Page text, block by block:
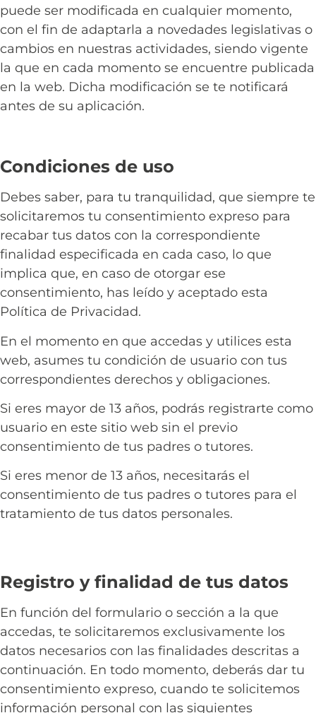
puede ser modificada en cualquier momento,
con el fin de adaptarla a novedades legislativas o
cambios en nuestras actividades, siendo vigente
la que en cada momento se encuentre publicada
en la web. Dicha modificación se te notificará
antes de su aplicación.
Condiciones de uso
Debes saber, para tu tranquilidad, que siempre te
solicitaremos tu consentimiento expreso para
recabar tus datos con la correspondiente
finalidad especificada en cada caso, lo que
implica que, en caso de otorgar ese
consentimiento, has leído y aceptado esta
Política de Privacidad.
En el momento en que accedas y utilices esta
web, asumes tu condición de usuario con tus
correspondientes derechos y obligaciones.
Si eres mayor de 13 años, podrás registrarte como
usuario en este sitio web sin el previo
consentimiento de tus padres o tutores.
Si eres menor de 13 años, necesitarás el
consentimiento de tus padres o tutores para el
tratamiento de tus datos personales.
Registro y finalidad de tus datos
En función del formulario o sección a la que
accedas, te solicitaremos exclusivamente los
datos necesarios con las finalidades descritas a
continuación. En todo momento, deberás dar tu
consentimiento expreso, cuando te solicitemos
información personal con las siguientes